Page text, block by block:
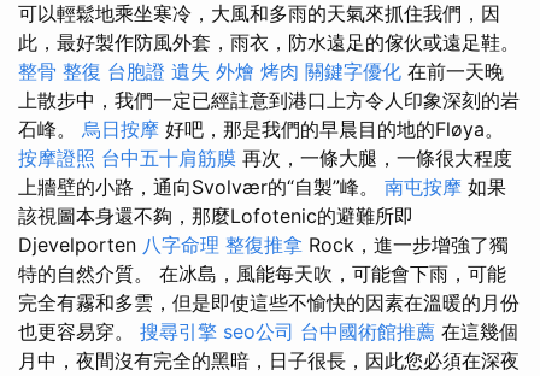
可以輕鬆地乘坐寒冷，大風和多雨的天氣來抓住我們，因
此，最好製作防風外套，雨衣，防水遠足的傢伙或遠足鞋。
整骨 整復 台胞證 遺失 外燴 烤肉 關鍵字優化 在前一天晚
上散步中，我們一定已經註意到港口上方令人印象深刻的岩
石峰。 烏日按摩 好吧，那是我們的早晨目的地的Fløya。
按摩證照 台中五十肩筋膜 再次，一條大腿，一條很大程度
上牆壁的小路，通向Svolvær的“自製”峰。 南屯按摩 如果
該視圖本身還不夠，那麼Lofotenic的避難所即
Djevelporten 八字命理 整復推拿 Rock，進一步增強了獨
特的自然介質。 在冰島，風能每天吹，可能會下雨，可能
完全有霧和多雲，但是即使這些不愉快的因素在溫暖的月份
也更容易穿。 搜尋引擎 seo公司 台中國術館推薦 在這幾個
月中，夜間沒有完全的黑暗，日子很長，因此您必須在深夜